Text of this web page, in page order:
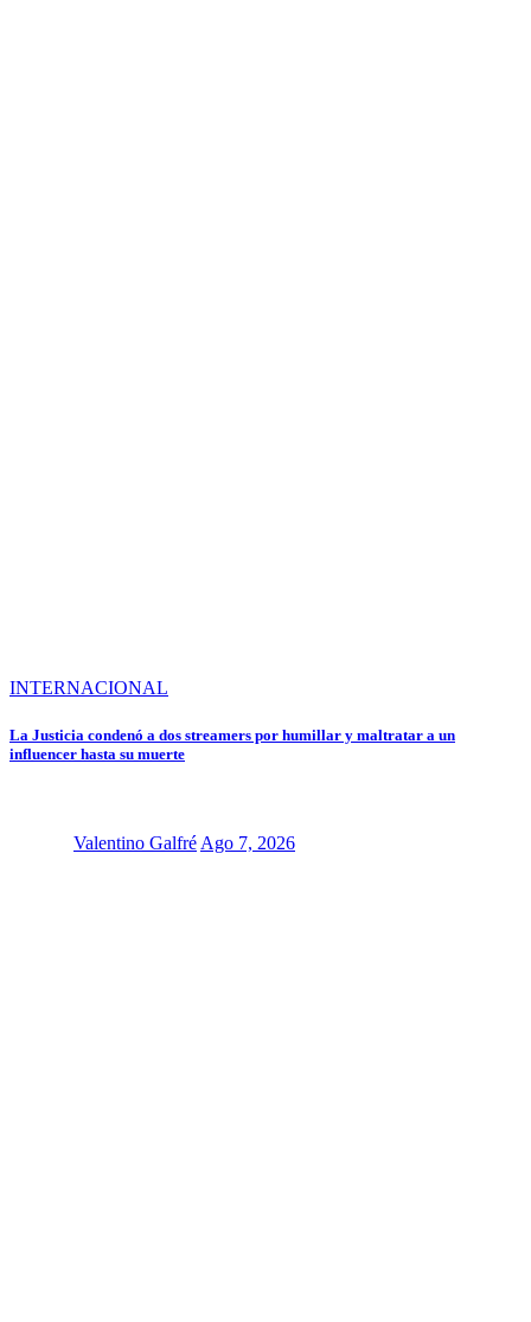
INTERNACIONAL
La Justicia condenó a dos streamers por humillar y maltratar a un
influencer hasta su muerte
Valentino Galfré Ago 7, 2026